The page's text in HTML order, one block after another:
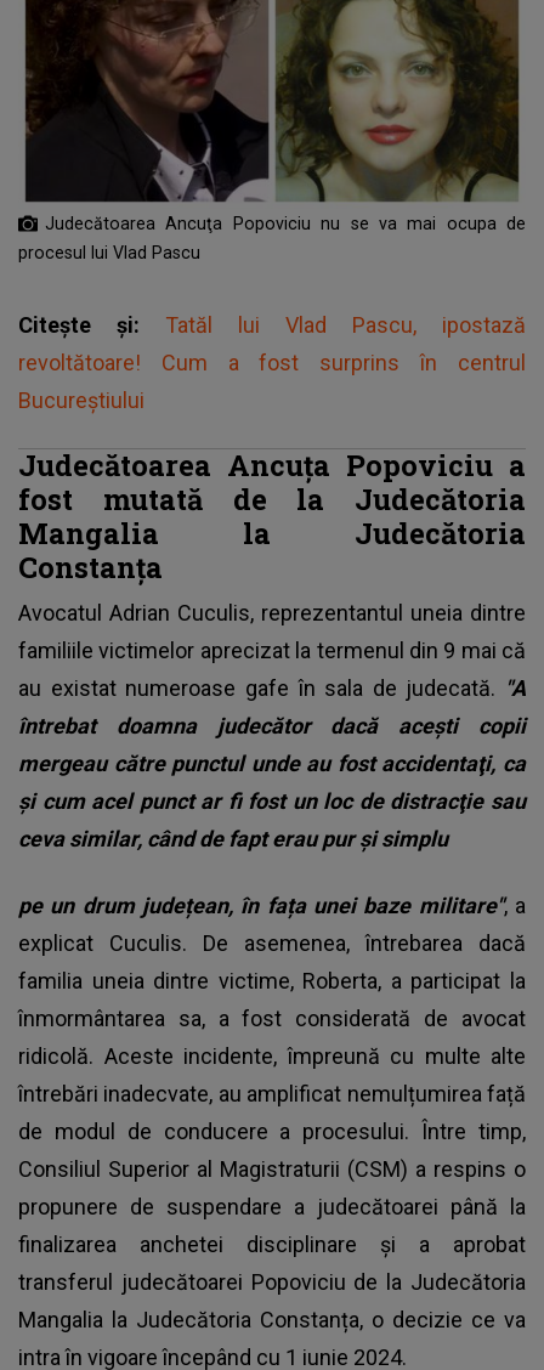
Judecătoarea Ancuţa Popoviciu nu se va mai ocupa de
procesul lui Vlad Pascu
Citește și: Tatăl lui Vlad Pascu, ipostază
revoltătoare! Cum a fost surprins în centrul
Bucureștiului
Judecătoarea Ancuța Popoviciu a
fost mutată de la Judecătoria
Mangalia la Judecătoria
Constanța
Avocatul Adrian Cuculis, reprezentantul uneia dintre
familiile victimelor aprecizat la termenul din 9 mai că
au existat numeroase gafe în sala de judecată. "A
întrebat doamna judecător dacă aceşti copii
mergeau către punctul unde au fost accidentaţi, ca
şi cum acel punct ar fi fost un loc de distracţie sau
ceva similar, când de fapt erau pur și simplu
pe un drum județean, în fața unei baze militare", a
explicat Cuculis. De asemenea, întrebarea dacă
familia uneia dintre victime, Roberta, a participat la
înmormântarea sa, a fost considerată de avocat
ridicolă. Aceste incidente, împreună cu multe alte
întrebări inadecvate, au amplificat nemulțumirea față
de modul de conducere a procesului. Între timp,
Consiliul Superior al Magistraturii (CSM) a respins o
propunere de suspendare a judecătoarei până la
finalizarea anchetei disciplinare și a aprobat
transferul judecătoarei Popoviciu de la Judecătoria
Mangalia la Judecătoria Constanța, o decizie ce va
intra în vigoare începând cu 1 iunie 2024.